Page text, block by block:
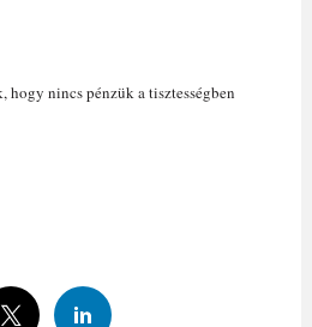
nincs pénzük a tisztességben